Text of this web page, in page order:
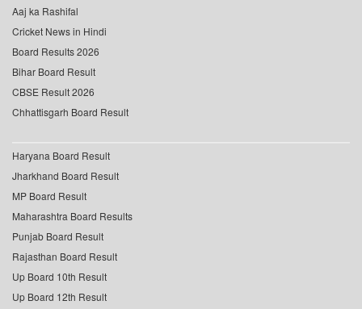
Aaj ka Rashifal
Cricket News in Hindi
Board Results 2026
Bihar Board Result
CBSE Result 2026
Chhattisgarh Board Result
Haryana Board Result
Jharkhand Board Result
MP Board Result
Maharashtra Board Results
Punjab Board Result
Rajasthan Board Result
Up Board 10th Result
Up Board 12th Result